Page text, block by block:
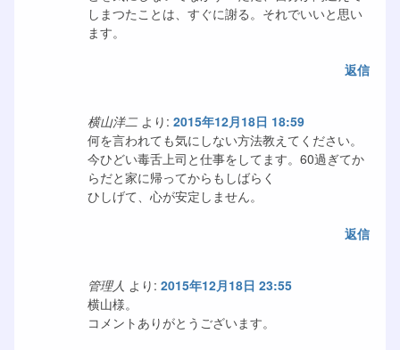
しまつたことは、すぐに謝る。それでいいと思い
ます。
返信
横山洋二 より: 2015年12月18日 18:59
何を言われても気にしない方法教えてください。
今ひどい毒舌上司と仕事をしてます。60過ぎてか
らだと家に帰ってからもしばらく
ひしげて、心が安定しません。
返信
管理人 より: 2015年12月18日 23:55
横山様。
コメントありがとうございます。